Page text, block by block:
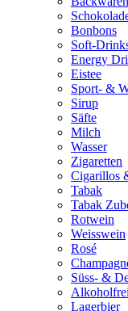
Bonbons
Soft-
Energy
Eistee
Sport- &
Sirup
Säfte
Milch
Wasser
Zigaretten
Cigarillos
Tabak
Tabak
Rotwein
Weisswein
Rosé
Süss- &
Lagerbier